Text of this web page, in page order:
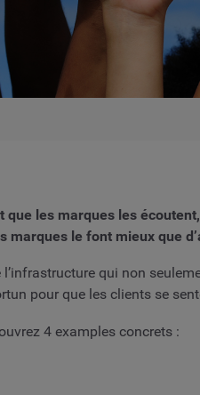
que les marques les
marques le font mieux que
qui non
pour que les clients se
4 examples concrets :